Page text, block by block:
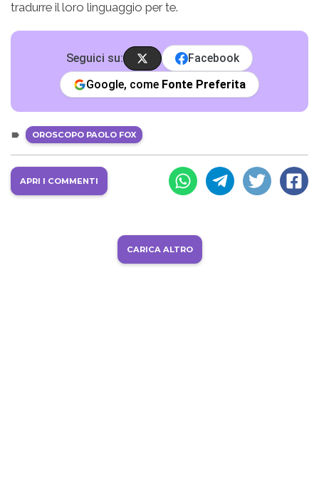
tradurre il loro linguaggio per te.
Seguici su:
Facebook
Google, come Fonte Preferita
OROSCOPO PAOLO FOX
APRI I COMMENTI
CARICA ALTRO